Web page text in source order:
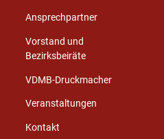
Ansprechpartner
Vorstand und
Bezirksbeiräte
VDMB-Druckmacher
Veranstaltungen
Kontakt